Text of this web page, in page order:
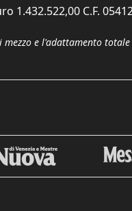
1.432.522,00 C.F.
e l'adattamento totale